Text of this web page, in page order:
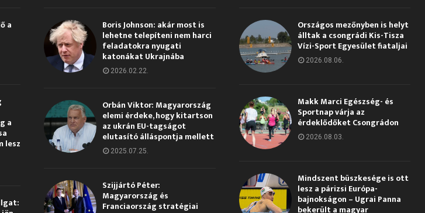
a
a
lesz
Boris Johnson: akár most is
lehetne telepíteni nem harci
feladatokra nyugati
katonákat Ukrajnába
2026.02.22.
Orbán Viktor: Magyarország
elemi érdeke, hogy kitartson
az ukrán EU-tagságot
elutasító álláspontja mellett
2025.07.25.
Szijjártó Péter:
Magyarország és
Franciaország stratégiai
Országos mezőnyben is helyt
álltak a csongrádi Kis-Tisza
Vízi-Sport Egyesület fiataljai
2026.08.06.
Makk Marci Egészség- és
Sportnap várja az
érdeklődőket Csongrádon
2026.08.03.
Mindszent büszkesége is ott
lesz a párizsi Európa-
bajnokságon – Ugrai Panna
bekerült a magyar